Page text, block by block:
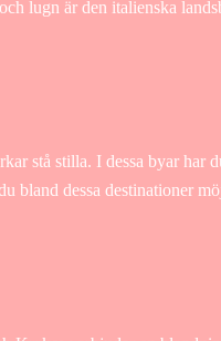
lugn är den italienska
stå stilla. I dessa byar har
bland dessa destinationer